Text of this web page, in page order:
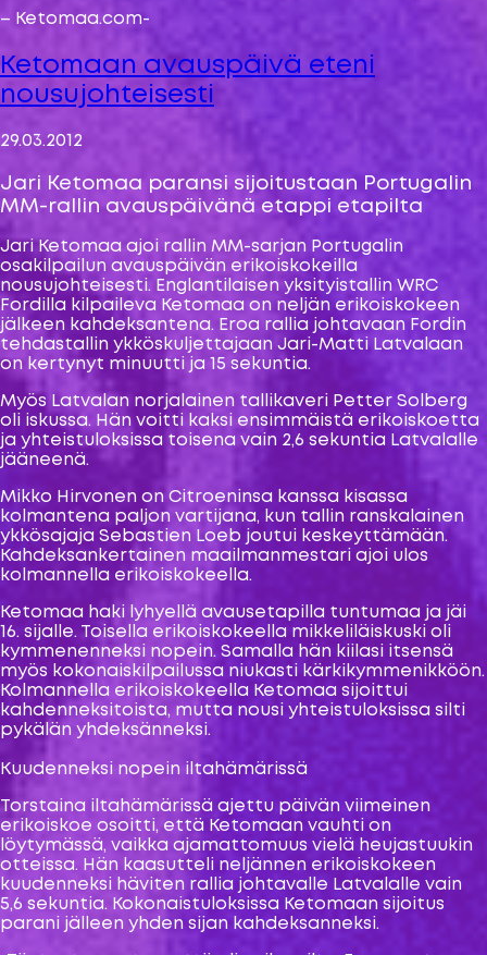
– Ketomaa.com-
Ketomaan avauspäivä eteni
nousujohteisesti
29.03.2012
Jari Ketomaa paransi sijoitustaan Portugalin
MM-rallin avauspäivänä etappi etapilta
Jari Ketomaa ajoi rallin MM-sarjan Portugalin
osakilpailun avauspäivän erikoiskokeilla
nousujohteisesti. Englantilaisen yksityistallin WRC
Fordilla kilpaileva Ketomaa on neljän erikoiskokeen
jälkeen kahdeksantena. Eroa rallia johtavaan Fordin
tehdastallin ykköskuljettajaan Jari-Matti Latvalaan
on kertynyt minuutti ja 15 sekuntia.
Myös Latvalan norjalainen tallikaveri Petter Solberg
oli iskussa. Hän voitti kaksi ensimmäistä erikoiskoetta
ja yhteistuloksissa toisena vain 2,6 sekuntia Latvalalle
jääneenä.
Mikko Hirvonen on Citroeninsa kanssa kisassa
kolmantena paljon vartijana, kun tallin ranskalainen
ykkösajaja Sebastien Loeb joutui keskeyttämään.
Kahdeksankertainen maailmanmestari ajoi ulos
kolmannella erikoiskokeella.
Ketomaa haki lyhyellä avausetapilla tuntumaa ja jäi
16. sijalle. Toisella erikoiskokeella mikkeliläiskuski oli
kymmenenneksi nopein. Samalla hän kiilasi itsensä
myös kokonaiskilpailussa niukasti kärkikymmenikköön.
Kolmannella erikoiskokeella Ketomaa sijoittui
kahdenneksitoista, mutta nousi yhteistuloksissa silti
pykälän yhdeksänneksi.
Kuudenneksi nopein iltahämärissä
Torstaina iltahämärissä ajettu päivän viimeinen
erikoiskoe osoitti, että Ketomaan vauhti on
löytymässä, vaikka ajamattomuus vielä heujastuukin
otteissa. Hän kaasutteli neljännen erikoiskokeen
kuudenneksi häviten rallia johtavalle Latvalalle vain
5,6 sekuntia. Kokonaistuloksissa Ketomaan sijoitus
parani jälleen yhden sijan kahdeksanneksi.